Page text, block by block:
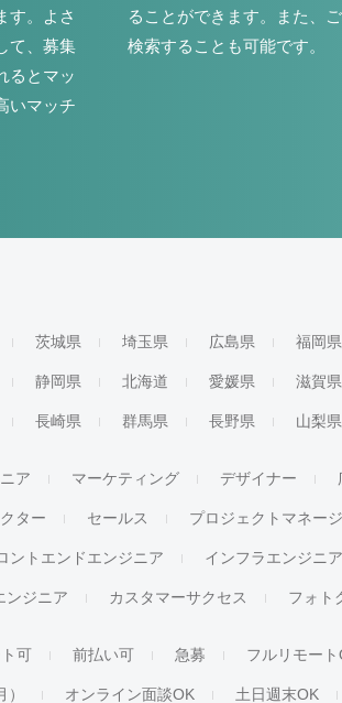
す。よさ
て、募集
るとマッ
いマッチ
ることができます。また、
検索することも可能です。
茨城県 埼玉県 広島県 福岡県
静岡県 北海道 愛媛県 滋賀県
長崎県 群馬県 長野県 山梨県
ア マーケティング デザイナー
ター セールス プロジェクトマネー
ントエンドエンジニア インフラエンジニア
ンジニア カスタマーサクセス フォト
可 前払い可 急募 フルリモート
オンライン面談OK 土日週末OK